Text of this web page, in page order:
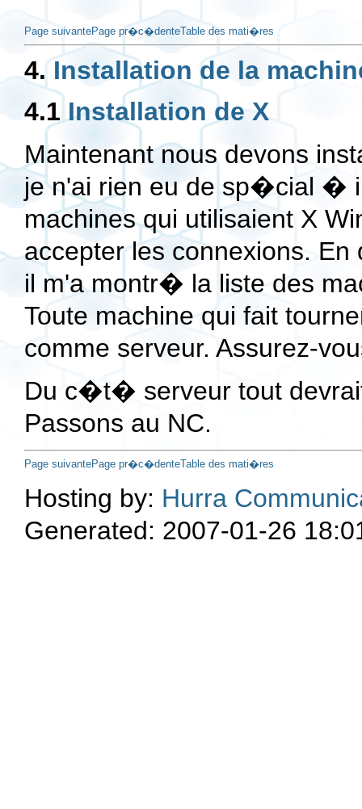
Page suivantePage pr�c�denteTable des mati�res
4. Installation de la
4.1 Installation de X
Maintenant nous devons
je n'ai rien eu de sp�cial �
machines qui utilisaient X
accepter les connexions.
il m'a montr� la liste des
Toute machine qui fait
comme serveur. Assurez-
Du c�t� serveur tout
Passons au NC.
Page suivantePage pr�c�denteTable des mati�res
Hosting by: Hurra
Generated: 2007-01-26